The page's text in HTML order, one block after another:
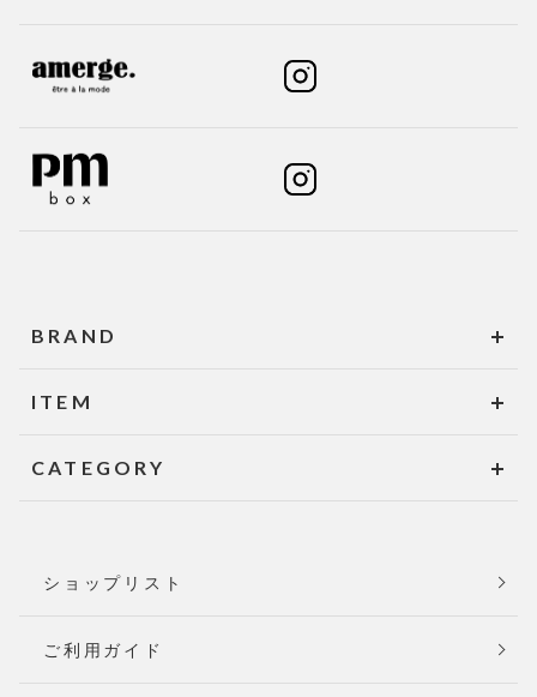
BRAND
ITEM
CATEGORY
ショップリスト
ご利用ガイド